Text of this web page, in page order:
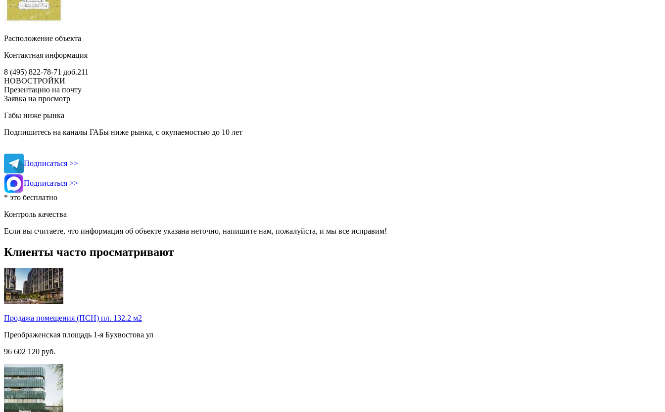
Расположение объекта
Контактная информация
8 (495) 822-78-71 доб.211
НОВОСТРОЙКИ
Презентацию на почту
Заявка на просмотр
Габы ниже рынка
Подпишитесь на каналы ГАБы ниже рынка, с окупаемостью до 10 лет
Подписаться >>
Подписаться >>
* это бесплатно
Контроль качества
Если вы считаете, что информация об объекте указана неточно, напишите нам, пожалуйста, и мы все исправим!
Клиенты часто просматривают
Продажа помещения (ПСН) пл. 132.2 м2
Преображенская площадь 1-я Бухвостова ул
96 602 120 руб.